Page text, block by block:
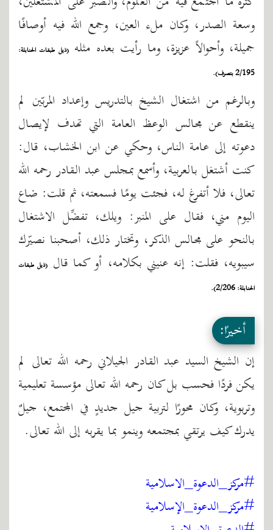
وسعة الصدر، وكان ملء العين، وجمع الله فيه أوصافًا
جميلة، وأحوالاً عزيزة، وما رأيت بعده مثله(ذيل طبقات الحنابلة:
2/195 بتصرف).
وبالرغم من اشتغال الشيخ بالتدريس وإعداد المربّين لم
ينقطع عن مجالس الوعظ العامة التي تهدف لإيصال
دعوته إلى عامة الناس، وحكي عن ابن الخشاب، قال:
كنت أشتغل بالعربية، وأسمع بمجلس عبد القادر رحمه الله
تعالى، فلا أتفرغ له، فجئت يومًا فسمعته، ثم قلت: ضاع
اليوم مني، فقال على المنبر: ويلك، تفضِّل الاشتغال
بالنحو على مجالس الذكر، وتختار ذلك، أصحبنا نصيّرك
سيبويه، فقلت: إنه عنيني بكلامه، أو كما قال (ذيل طبقات
الحنابلة: 2/206).
أخيرًا:
إن الشيخ السيد عبد القادر الجيلاني رحمه الله تعالى لم
يكن فردًا فحسب بل كان رحمه الله تعالى مؤسسة تعليمية
وتربوية، وكان محورًا لتربية جيل جديدٍ في المجتمع، جيلٌ
يدرك كيف يرتقي بمجتمعه وينمو بما يقربه إلى الله تعالى.
#مركز_الدعوة_الاسلامية
#مركز_الدعوة_الإسلامية